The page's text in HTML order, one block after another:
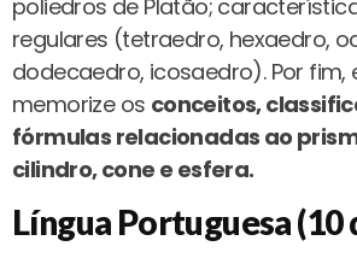
poliedros de Platão;
regulares (tetraedro, hexaedro,
dodecaedro, icosaedro). Por fim,
memorize os conceitos,
fórmulas relacionadas ao
cilindro, cone e esfera.
Língua Portuguesa (10